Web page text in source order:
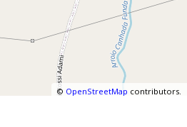
© OpenStreetMap contributors.